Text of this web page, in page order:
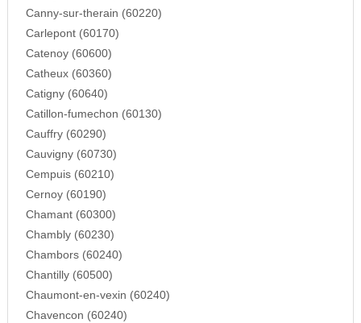
Canny-sur-therain (60220)
Carlepont (60170)
Catenoy (60600)
Catheux (60360)
Catigny (60640)
Catillon-fumechon (60130)
Cauffry (60290)
Cauvigny (60730)
Cempuis (60210)
Cernoy (60190)
Chamant (60300)
Chambly (60230)
Chambors (60240)
Chantilly (60500)
Chaumont-en-vexin (60240)
Chavencon (60240)